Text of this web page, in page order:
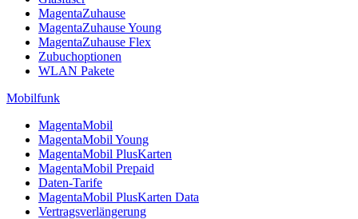
MagentaZuhause
MagentaZuhause Young
MagentaZuhause Flex
Zubuchoptionen
WLAN Pakete
Mobilfunk
MagentaMobil
MagentaMobil Young
MagentaMobil PlusKarten
MagentaMobil Prepaid
Daten-Tarife
MagentaMobil PlusKarten Data
Vertragsverlängerung